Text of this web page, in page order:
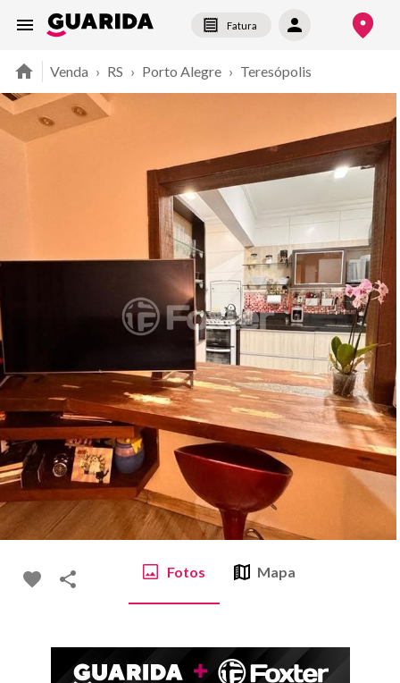
Fatura
Venda › RS › Porto Alegre › Teresópolis
Fotos Mapa